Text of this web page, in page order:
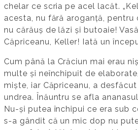
chelar ce scria pe acel lacăt.
acesta, nu fără aroganță, pentru
nu cărăuș de lăzi și butoaie!
Căpriceanu, Keller! Iată un
Cum până la Crăciun mai erau
multe și neînchipuit de
miște, iar Căpriceanu, a
undrea. Înăuntru se afla
Nu-și putea închipui ce era sub
s-a gândit că un mic dop nu